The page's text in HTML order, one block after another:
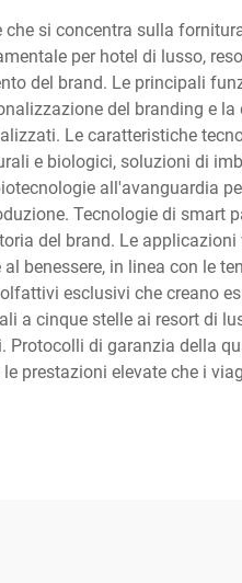
si concentra sulla
per hotel di lusso,
del brand. Le principali
del branding e
Le caratteristiche
e biologici, soluzioni di
all'avanguardia
Tecnologie di smart
del brand. Le
benessere, in linea con le
esclusivi che creano
a cinque stelle ai resort di
di garanzia della
prestazioni elevate che i